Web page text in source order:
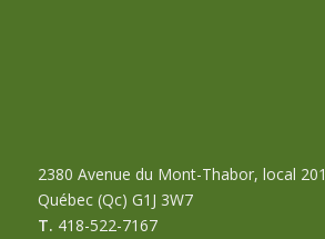
2380 Avenue du Mont-Thabor, local 201
Québec (Qc) G1J 3W7
T. 418-522-7167